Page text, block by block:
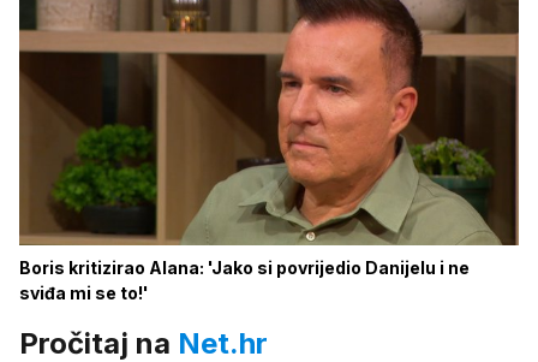
Boris kritizirao Alana: 'Jako si povrijedio Danijelu i ne
sviđa mi se to!'
Pročitaj na Net.hr